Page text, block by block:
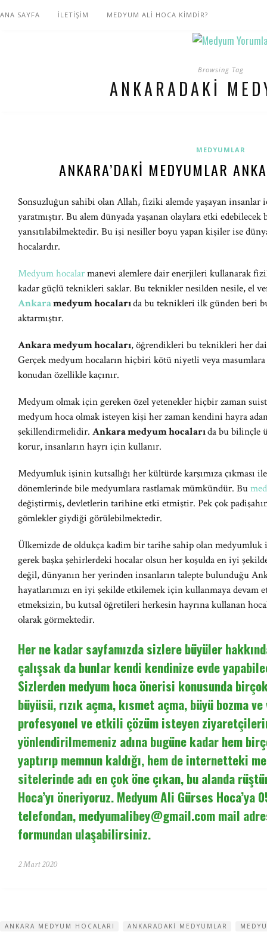
ANA SAYFA İLETİŞİM MEDYUM ALİ HOCA KİMDİR?
Browsing Tag
ANKARADAKI
MEDYUMLAR
ANKARA’DAKI MEDYUMLAR
Sonsuzluğun sahibi olan Allah, fiziki alemde yaşayan insanlar
yaratmıştır. Bu alem dünyada yaşanan olaylara etki
yansıtılabilmektedir. Bu işi nesiller boyu yapan kişiler ise
hocalardır.
Medyum hocalarmanevi alemlere dair enerjileri kullanarak
kadar güçlü teknikleri saklar. Bu teknikler nesilden nesile, el
Ankaramedyum hocalarıda bu teknikleri ilk günden beri
aktarmıştır.
Ankara medyum hocaları, öğrendikleri bu teknikleri her
Gerçek medyum hocaların hiçbiri kötü niyetli veya
konudan özellikle kaçınır.
Medyum olmak için gereken özel yetenekler hiçbir zaman
medyum hoca olmak isteyen kişi her zaman kendini hayra
şekillendirmelidir. Ankara medyum hocalarıda bu bilinçle
korur, insanların hayrı için kullanır.
Medyumluk işinin kutsallığı her kültürde karşımıza
dönemlerinde bile medyumlara rastlamak mümkündür. Bu
değiştirmiş, devletlerin tarihine etki etmiştir. Pek çok
gömlekler giydiği görülebilmektedir.
Ülkemizde de oldukça kadim bir tarihe sahip olan medyumluk
gerek başka şehirlerdeki hocalar olsun her koşulda en iyi
değil, dünyanın her yerinden insanların talepte bulunduğu
hayatlarımızı en iyi şekilde etkilemek için kullanmaya devam
etmeksizin, bu kutsal öğretileri herkesin hayrına kullanan
olarak görmektedir.
Her ne kadar sayfamızda sizlere büyüler
çalışsak da bunlar kendi kendinize evde
Sizlerden medyum hoca önerisi konusunda
büyüsü, rızık açma, kısmet açma, büyü bozma
profesyonel ve etkili çözüm isteyen
yönlendirilmemeniz adına bugüne kadar hem
yaptırıp memnun kaldığı, hem de internetteki
sitelerinde adı en çok öne çıkan, bu alanda
Hoca’yı öneriyoruz. Medyum Ali Gürses Hoca’ya
telefondan,medyumalibey@gmail.commail
formundan ulaşabilirsiniz.
2 Mart 2020
ANKARA MEDYUM HOCALARI ANKARADAKI MEDYUMLAR